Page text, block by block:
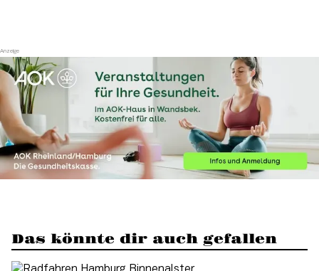
Das könnte dir auch gefallen